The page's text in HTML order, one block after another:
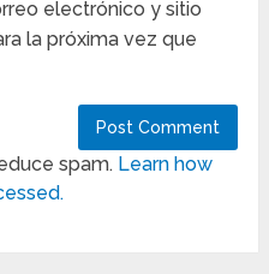
electrónico y sitio
la próxima vez que
spam. Learn how